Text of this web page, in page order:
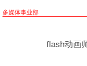
多媒体事业部
flash动画